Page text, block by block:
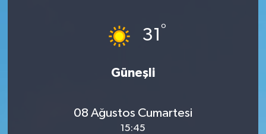
31°
Güneşli
08 Ağustos Cumartesi
15:45